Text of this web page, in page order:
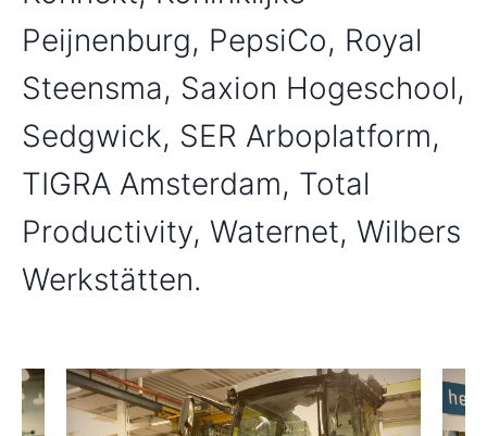
Peijnenburg, PepsiCo, Royal
Steensma, Saxion Hogeschool,
Sedgwick, SER Arboplatform,
TIGRA Amsterdam, Total
Productivity, Waternet, Wilbers
Werkstätten.